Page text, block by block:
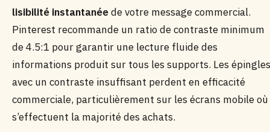
lisibilité instantanéede votre message commercial.
Pinterest recommande un ratio de contraste minimum
de 4.5:1 pour garantir une lecture fluide des
informations produit sur tous les supports. Les épingles
avec un contraste insuffisant perdent en efficacité
commerciale, particulièrement sur les écrans mobile où
s’effectuent la majorité des achats.